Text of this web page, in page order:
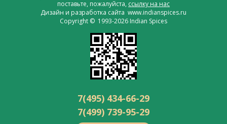
поставьте, пожалуйста, ссылку на нас
Дизайн и разработка сайта www.indianspices.ru
Copyright © 1993-2026 Indian Spices
7(495) 434-66-29
7(499) 739-95-29